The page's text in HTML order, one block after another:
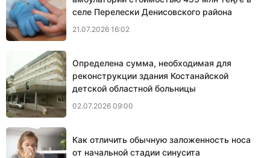
селе Перелески Денисовского района
21.07.2026 16:02
Определена сумма, необходимая для
реконструкции здания Костанайской
детской областной больницы
02.07.2026 09:00
Как отличить обычную заложенность носа
от начальной стадии синусита